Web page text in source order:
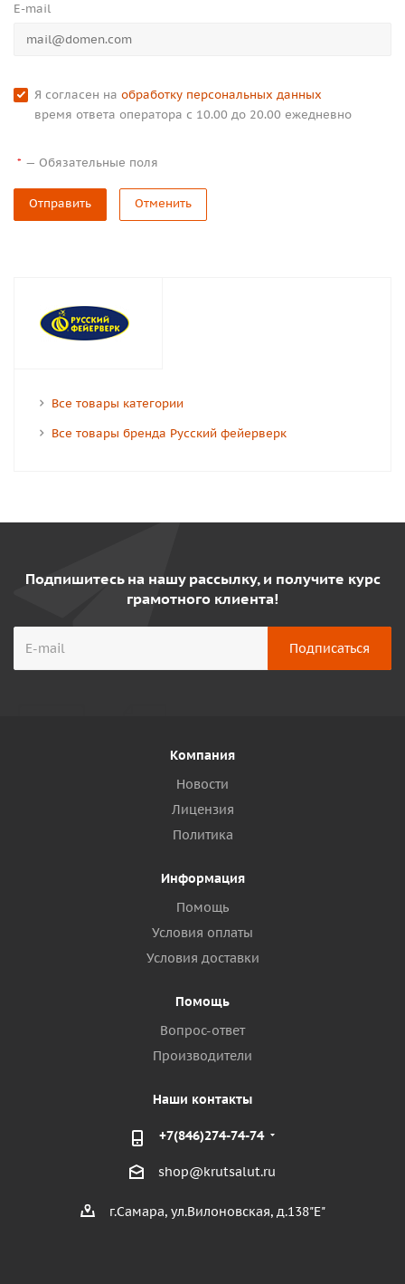
E-mail
Я согласен на обработку персональных данных
время ответа оператора с 10.00 до 20.00 ежедневно
* — Обязательные поля
Отправить Отменить
Все товары категории
Все товары бренда Русский фейерверк
Подпишитесь на нашу рассылку, и получите курс
грамотного клиента!
Компания
Новости
Лицензия
Политика
Информация
Помощь
Условия оплаты
Условия доставки
Помощь
Вопрос-ответ
Производители
Наши контакты
+7(846)274-74-74
shop@krutsalut.ru
г.Самара, ул.Вилоновская, д.138"Е"